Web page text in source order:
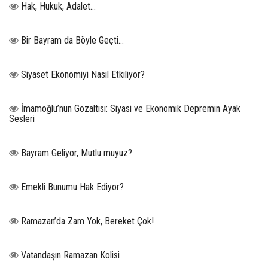
Hak, Hukuk, Adalet…
Bir Bayram da Böyle Geçti…
Siyaset Ekonomiyi Nasıl Etkiliyor?
İmamoğlu’nun Gözaltısı: Siyasi ve Ekonomik Depremin Ayak
Sesleri
Bayram Geliyor, Mutlu muyuz?
Emekli Bunumu Hak Ediyor?
Ramazan’da Zam Yok, Bereket Çok!
Vatandaşın Ramazan Kolisi